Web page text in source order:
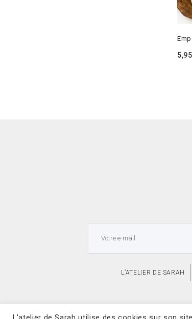
L’ATELIER DE SARAH